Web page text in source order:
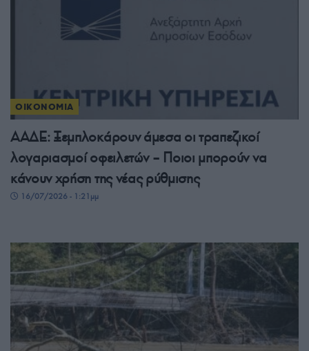
ΟΙΚΟΝΟΜΙΑ
ΑΑΔΕ: Ξεμπλοκάρουν άμεσα οι τραπεζικοί
λογαριασμοί οφειλετών – Ποιοι μπορούν να
κάνουν χρήση της νέας ρύθμισης
16/07/2026 - 1:21μμ